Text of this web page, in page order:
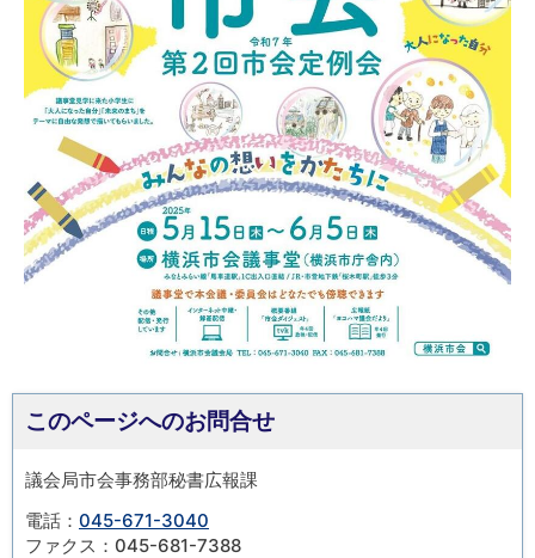
このページへのお問合せ
議会局市会事務部秘書広報課
電話： 045-671-3040
ファクス：045-681-7388